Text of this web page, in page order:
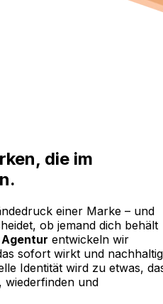
die im
einer Marke – und
ob jemand dich behält
entwickeln wir
sofort wirkt und nachhaltig
Identität wird zu etwas,
wiederfinden und